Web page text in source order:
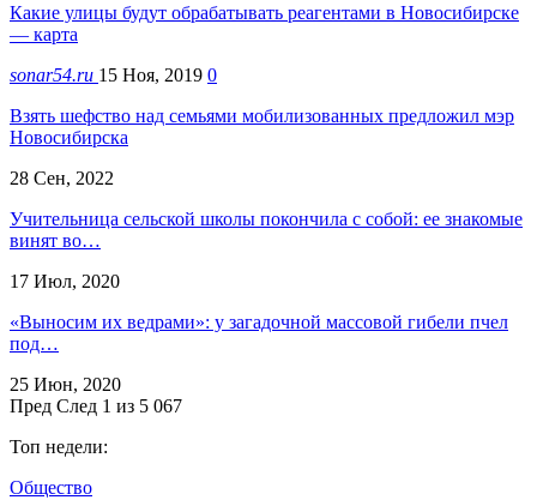
Какие улицы будут обрабатывать реагентами в Новосибирске
— карта
sonar54.ru 15 Ноя, 2019 0
Взять шефство над семьями мобилизованных предложил мэр
Новосибирска
28 Сен, 2022
Учительница сельской школы покончила с собой: ее знакомые
винят во…
17 Июл, 2020
«Выносим их ведрами»: у загадочной массовой гибели пчел
под…
25 Июн, 2020
Пред След 1 из 5 067
Топ недели:
Общество